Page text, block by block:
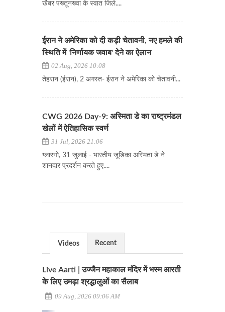
खैबर पख्तूनख्वा के स्वात जिले....
ईरान ने अमेरिका को दी कड़ी चेतावनी, नए हमले की
स्थिति में 'निर्णायक जवाब' देने का ऐलान
02 Aug, 2026 10:08
​​​​​​​तेहरान (ईरान), 2 अगस्त- ईरान ने अमेरिका को चेतावनी...
CWG 2026 Day-9: अस्मिता डे का राष्ट्रमंडल
खेलों में ऐतिहासिक स्वर्ण
31 Jul, 2026 21:06
ग्लास्गो, 31 जुलाई - भारतीय जूडिका अस्मिता डे ने
शानदार प्रदर्शन करते हुए....
Videos Recent
Live Aarti | उज्जैन महाकाल मंदिर में भस्म आरती
के लिए उमड़ा श्रद्धालुओं का सैलाब
09 Aug, 2026 09:06 AM